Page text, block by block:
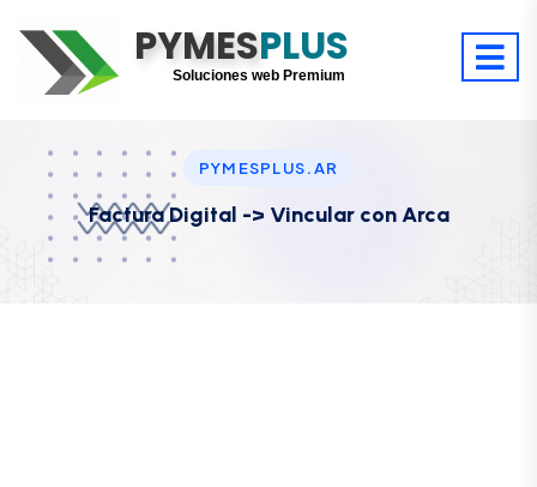
PYMESPLUS
Digitaliza tu éxito
Soluciones web Premium
PYMESPLUS.AR
Factura Digital -> Vincular con Arca